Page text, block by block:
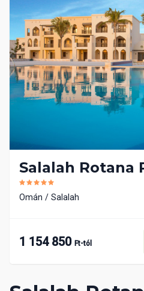
Salalah Rotana
Omán Salalah
1 154 850 Ft-tól